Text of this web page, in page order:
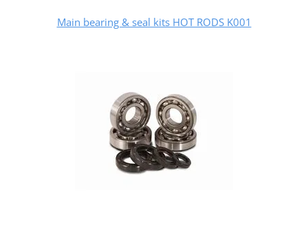
Main bearing & seal kits HOT RODS K001